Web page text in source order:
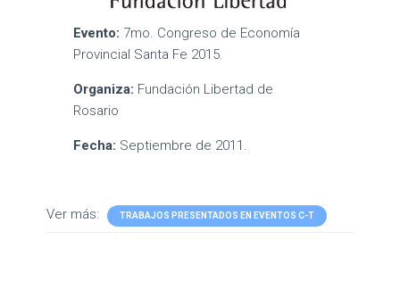
Evento: 7mo. Congreso de Economía
Provincial Santa Fe 2015.
Organiza: Fundación Libertad de
Rosario
Fecha: Septiembre de 2011.
Ver más: TRABAJOS PRESENTADOS EN EVENTOS C-T